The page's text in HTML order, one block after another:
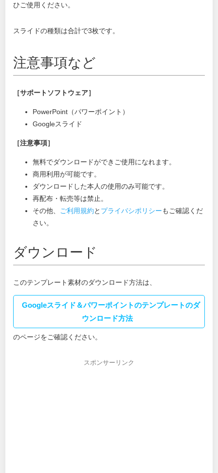
ひご使用ください。
スライドの種類は合計で3枚です。
注意事項など
［サポートソフトウェア］
PowerPoint（パワーポイント）
Googleスライド
［注意事項］
無料でダウンロードができご使用になれます。
商用利用が可能です。
ダウンロードした本人の使用のみ可能です。
再配布・転売等は禁止。
その他、
ご利用規約と プライバシポリシーもご確認くだ
さい。
ダウンロード
このテンプレート素材のダウンロード方法は、
Googleスライド＆パワーポイントのテンプレートのダ
ウンロード方法
のページをご確認ください。
スポンサーリンク